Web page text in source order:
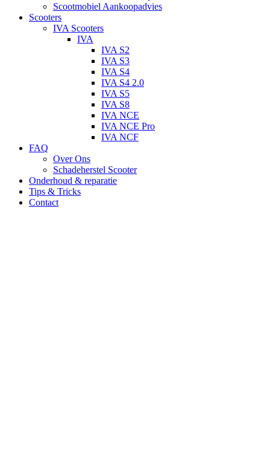
Scootmobiel Aankoopadvies
Scooters
IVA Scooters
IVA
IVA S2
IVA S3
IVA S4
IVA S4 2.0
IVA S5
IVA S8
IVA NCE
IVA NCE Pro
IVA NCF
FAQ
Over Ons
Schadeherstel Scooter
Onderhoud & reparatie
Tips & Tricks
Contact